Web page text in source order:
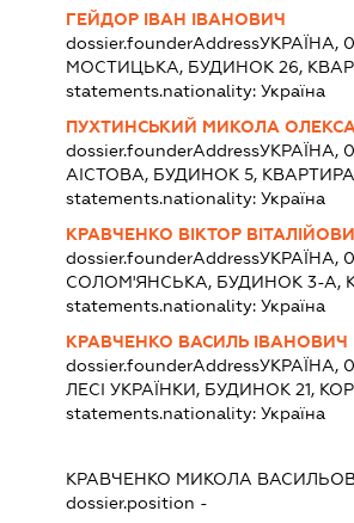
ГЕЙДОР ІВАН ІВАНОВИЧ
dossier.founderAddressУКРАЇНА,
МОСТИЦЬКА, БУДИНОК 26,
statements.nationality: Україна
ПУХТИНСЬКИЙ МИКОЛА
dossier.founderAddressУКРАЇНА,
АІСТОВА, БУДИНОК 5,
statements.nationality: Україна
КРАВЧЕНКО ВІКТОР
dossier.founderAddressУКРАЇНА,
СОЛОМ'ЯНСЬКА, БУДИНОК 3-А,
statements.nationality: Україна
КРАВЧЕНКО ВАСИЛЬ ІВАНОВИЧ
dossier.founderAddressУКРАЇНА,
ЛЕСІ УКРАЇНКИ, БУДИНОК 21,
statements.nationality: Україна
КРАВЧЕНКО МИКОЛА
dossier.position -